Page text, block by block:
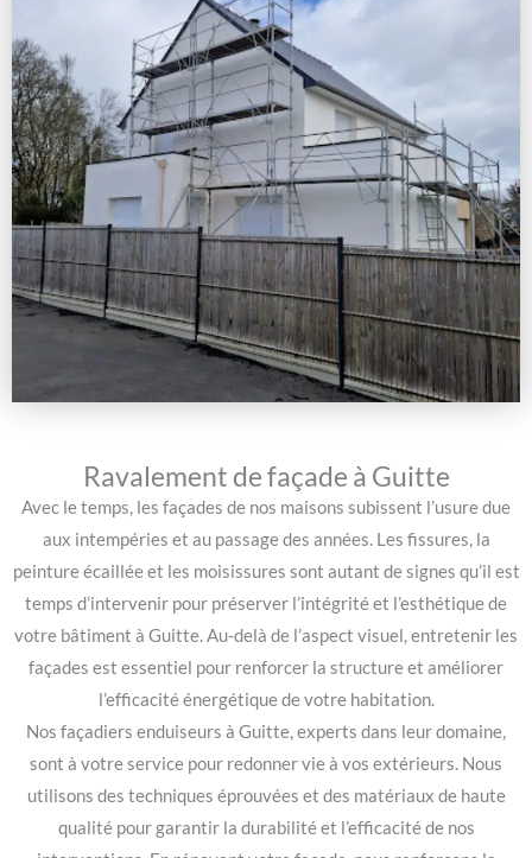
Ravalement de façade à Guitte
Avec le temps, les façades de nos maisons subissent l’usure due
aux intempéries et au passage des années. Les fissures, la
peinture écaillée et les moisissures sont autant de signes qu’il est
temps d’intervenir pour préserver l’intégrité et l’esthétique de
votre bâtiment à Guitte. Au-delà de l’aspect visuel, entretenir les
façades est essentiel pour renforcer la structure et améliorer
l’efficacité énergétique de votre habitation.
Nos façadiers enduiseurs à Guitte, experts dans leur domaine,
sont à votre service pour redonner vie à vos extérieurs. Nous
utilisons des techniques éprouvées et des matériaux de haute
qualité pour garantir la durabilité et l’efficacité de nos